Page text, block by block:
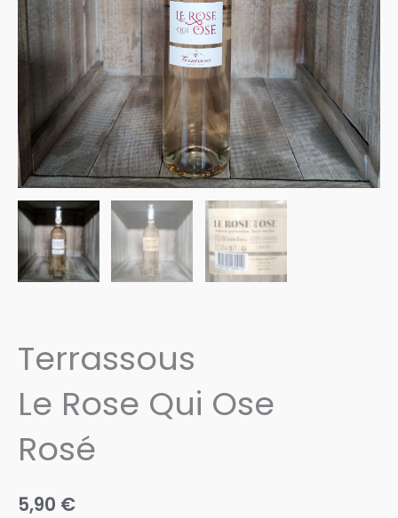
Terrassous
Le Rose Qui Ose
Rosé
5,90 €